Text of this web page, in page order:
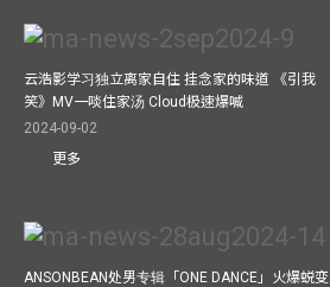
云浩影学习独立离家自住 挂念家的味道 《引我
笑》MV一啖住家汤 Cloud极速爆喊
2024-09-02
更多
ANSONBEAN处男专辑「ONE DANCE」火爆蜕变